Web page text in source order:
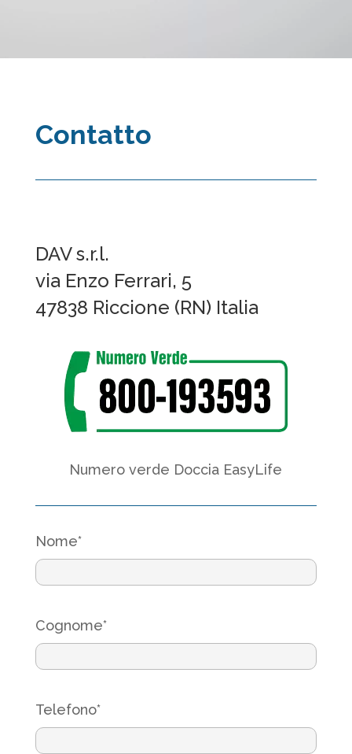
Contatto
DAV s.r.l.
via Enzo Ferrari, 5
47838 Riccione (RN) Italia
Numero verde Doccia EasyLife
Nome*
Cognome*
Telefono*